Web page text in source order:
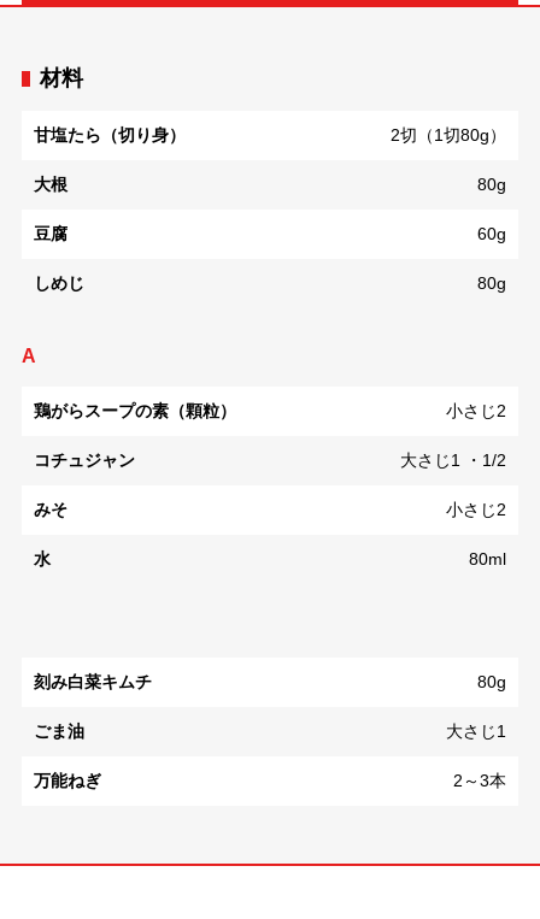
材料
甘塩たら（切り身） 2切（1切80g）
大根 80g
豆腐 60g
しめじ 80g
A
鶏がらスープの素（顆粒） 小さじ2
コチュジャン 大さじ1 ・1/2
みそ 小さじ2
水 80ml
刻み白菜キムチ 80g
ごま油 大さじ1
万能ねぎ 2～3本